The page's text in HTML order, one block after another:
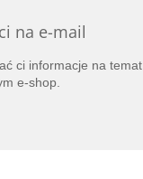
na e-mail
ci informacje na temat
e-shop.